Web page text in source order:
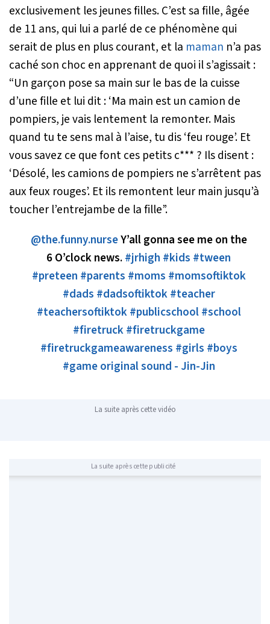
exclusivement les jeunes filles. C’est sa fille, âgée
de 11 ans, qui lui a parlé de ce phénomène qui
serait de plus en plus courant, et la maman n’a pas
caché son choc en apprenant de quoi il s’agissait :
“Un garçon pose sa main sur le bas de la cuisse
d’une fille et lui dit : ‘Ma main est un camion de
pompiers, je vais lentement la remonter. Mais
quand tu te sens mal à l’aise, tu dis ‘feu rouge’. Et
vous savez ce que font ces petits c*** ? Ils disent :
‘Désolé, les camions de pompiers ne s’arrêtent pas
aux feux rouges’. Et ils remontent leur main jusqu’à
toucher l’entrejambe de la fille”.
@the.funny.nurseY’all gonna see me on the
6 O’clock news.#jrhigh #kids #tween
#preteen #parents #moms #momsoftiktok
#dads #dadsoftiktok#teacher
#teachersoftiktok#publicschool#school
#firetruck#firetruckgame
#firetruckgameawareness #girls #boys
#gameoriginal sound - Jin-Jin
La suite après cette vidéo
La suite après cette publicité